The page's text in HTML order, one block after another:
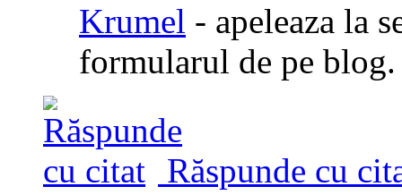
Krumel - apeleaza la
formularul de pe blog.
Răspunde cu